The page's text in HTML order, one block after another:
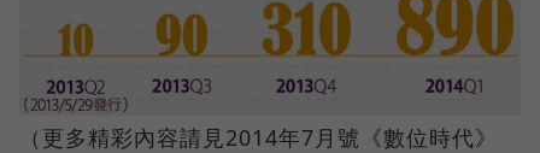
（更多精彩內容請見2014年7月號《數位時代》